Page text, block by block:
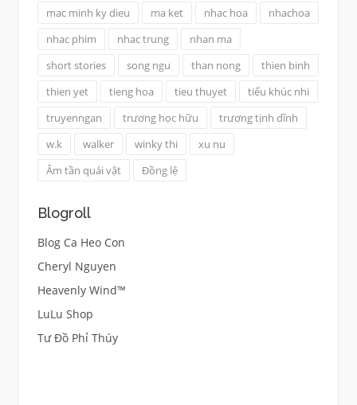
mac minh ky dieu
ma ket nhac hoa
nhachoa
nhac phim
nhac trung
nhan ma
short stories
song ngu than nong
thien binh
thien yet
tieng hoa tieu thuyet
tiểu khúc nhi
truyenngan
trương học hữu
trương tịnh dĩnh
w.k
walker winky thi
xu nu
Âm tần quái vật
Đồng lệ
Blogroll
Blog Ca Heo Con
Cheryl Nguyen
Heavenly Wind™
LuLu Shop
Tư Đồ Phỉ Thúy